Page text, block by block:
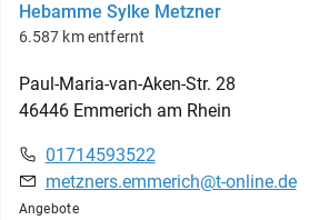
Hebamme Sylke Metzner
6.587 km entfernt
Paul-Maria-van-Aken-Str. 28
46446 Emmerich am Rhein
01714593522
metzners.emmerich@t-online.de
Angebote